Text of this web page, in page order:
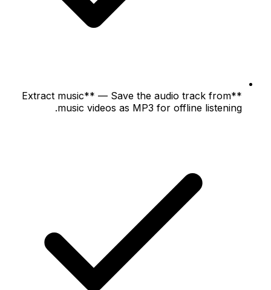
**Extract music** — Save the audio track from
music videos as MP3 for offline listening.